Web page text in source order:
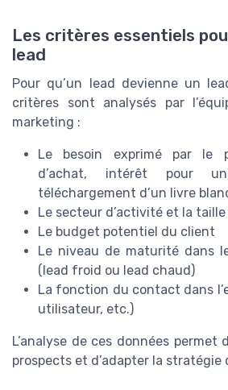
Les critères essentiels
lead
Pour qu’un lead devienne un
critères sont analysés par
marketing :
Le besoin exprimé par le
d’achat, intérêt pour
téléchargement d’un livre
Le secteur d’activité et la taille
Le budget potentiel du client
Le niveau de maturité dans
(lead froid ou lead chaud)
La fonction du contact dans
utilisateur, etc.)
L’analyse de ces données permet
prospects et d’adapter la stratégie